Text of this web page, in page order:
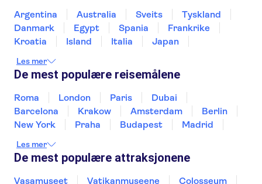
Argentina Australia Sveits
Tyskland
Danmark
Egypt Spania
Frankrike
Kroatia
Island Italia
Japan
Portugal
Sverige Thailand
Les mer
De mest populære reisemålene
Roma London Paris
Dubai
Barcelona
Krakow Amsterdam
Berlin
New York
Praha Budapest
Madrid
Gdansk
Alicante
Les mer
De mest populære attraksjonene
Vasamuseet Vatikanmuseene
Colosseum